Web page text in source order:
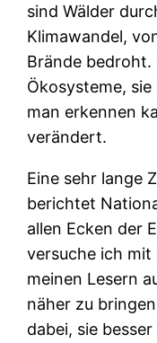
sind Wälder
Klimawandel,
Brände
Ökosysteme,
man erkennen
verändert.
Eine sehr lange
berichtet
allen Ecken der
versuche ich mit
meinen Lesern
näher zu
dabei, sie